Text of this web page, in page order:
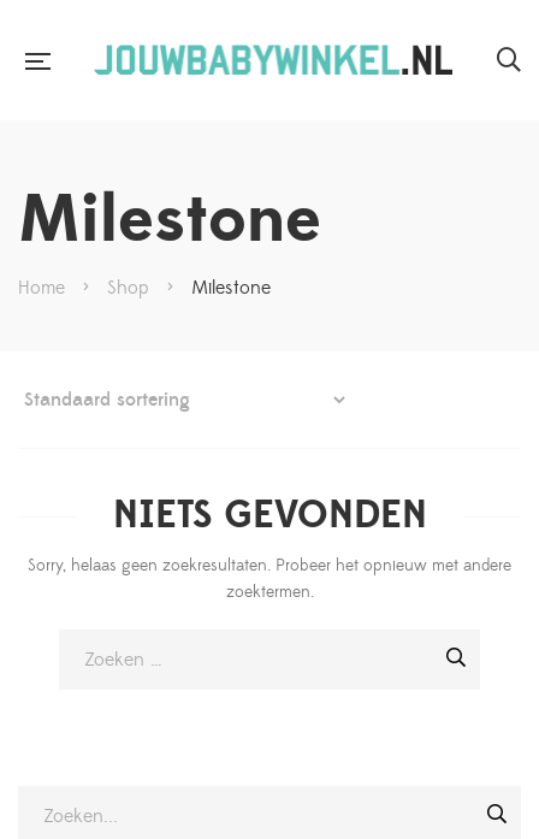
Milestone
Home > Shop > Milestone
NIETS GEVONDEN
Sorry, helaas geen zoekresultaten. Probeer het opnieuw met andere
zoektermen.